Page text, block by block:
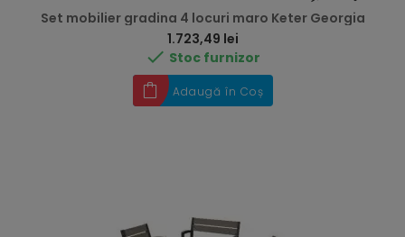
Set mobilier gradina 4 locuri maro Keter Georgia
1.723,49 lei
 Stoc furnizor
Adaugă în Coș